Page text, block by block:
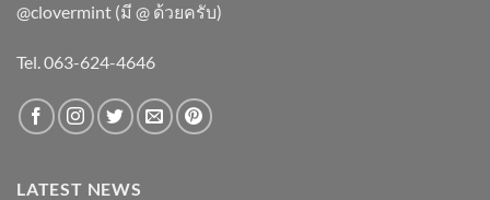
@clovermint (มี @ ด้วยครับ)
Tel. 063-624-4646
LATEST NEWS